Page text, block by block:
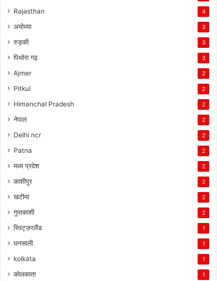
Rajasthan 4
अयोध्या 3
रुड़की 3
पिथोरा गढ़ 3
Ajmer 2
Pitkul 2
Himanchal Pradesh 2
नेपाल 2
Delhi ncr 2
Patna 2
मध्य प्रदेश 2
काशीपुर 2
खटीमा 2
गुप्तकाशी 2
स्विट्ज़रलैंड 1
घनसाली 1
kolkata 1
कोलकाता 1